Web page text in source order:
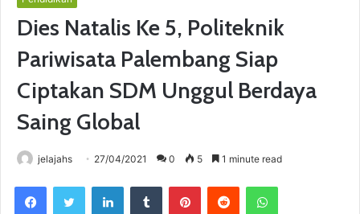
Dies Natalis Ke 5, Politeknik
Pariwisata Palembang Siap
Ciptakan SDM Unggul Berdaya
Saing Global
jelajahs 27/04/2021 0 5 1 minute read